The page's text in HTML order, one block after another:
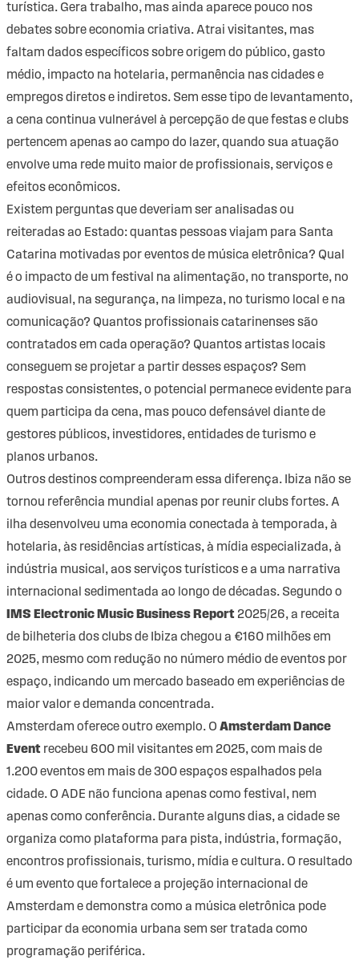
turística. Gera trabalho, mas ainda aparece pouco nos
debates sobre economia criativa. Atrai visitantes, mas
faltam dados específicos sobre origem do público, gasto
médio, impacto na hotelaria, permanência nas cidades e
empregos diretos e indiretos. Sem esse tipo de levantamento,
a cena continua vulnerável à percepção de que festas e clubs
pertencem apenas ao campo do lazer, quando sua atuação
envolve uma rede muito maior de profissionais, serviços e
efeitos econômicos.
Existem perguntas que deveriam ser analisadas ou
reiteradas ao Estado: quantas pessoas viajam para Santa
Catarina motivadas por eventos de música eletrônica? Qual
é o impacto de um festival na alimentação, no transporte, no
audiovisual, na segurança, na limpeza, no turismo local e na
comunicação? Quantos profissionais catarinenses são
contratados em cada operação? Quantos artistas locais
conseguem se projetar a partir desses espaços? Sem
respostas consistentes, o potencial permanece evidente para
quem participa da cena, mas pouco defensável diante de
gestores públicos, investidores, entidades de turismo e
planos urbanos.
Outros destinos compreenderam essa diferença. Ibiza não se
tornou referência mundial apenas por reunir clubs fortes. A
ilha desenvolveu uma economia conectada à temporada, à
hotelaria, às residências artísticas, à mídia especializada, à
indústria musical, aos serviços turísticos e a uma narrativa
internacional sedimentada ao longo de décadas. Segundo o
IMS Electronic Music Business Report 2025/26, a receita
de bilheteria dos clubs de Ibiza chegou a €160 milhões em
2025, mesmo com redução no número médio de eventos por
espaço, indicando um mercado baseado em experiências de
maior valor e demanda concentrada.
Amsterdam oferece outro exemplo. O Amsterdam Dance
Event recebeu 600 mil visitantes em 2025, com mais de
1.200 eventos em mais de 300 espaços espalhados pela
cidade. O ADE não funciona apenas como festival, nem
apenas como conferência. Durante alguns dias, a cidade se
organiza como plataforma para pista, indústria, formação,
encontros profissionais, turismo, mídia e cultura. O resultado
é um evento que fortalece a projeção internacional de
Amsterdam e demonstra como a música eletrônica pode
participar da economia urbana sem ser tratada como
programação periférica.